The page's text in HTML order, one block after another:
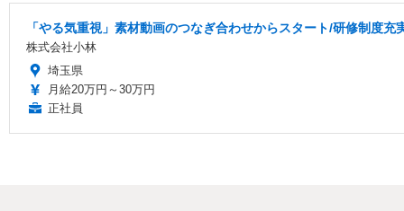
「やる気重視」素材動画のつなぎ合わせからスタート/研修制度充
株式会社小林
埼玉県
月給20万円～30万円
正社員